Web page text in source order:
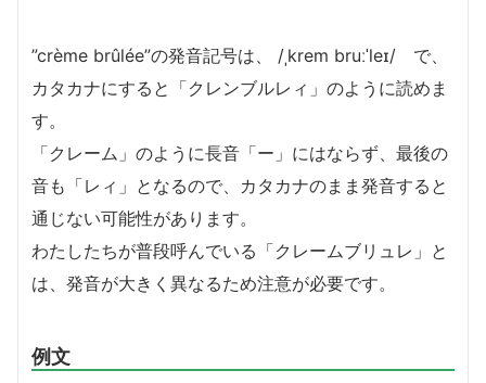
”crème brûlée”の発音記号は、 /ˌkrem bruːˈleɪ/ で、
カタカナにすると「クレンブルレィ」のように読めま
す。
「クレーム」のように長音「ー」にはならず、最後の
音も「レィ」となるので、カタカナのまま発音すると
通じない可能性があります。
わたしたちが普段呼んでいる「クレームブリュレ」と
は、発音が大きく異なるため注意が必要です。
例文